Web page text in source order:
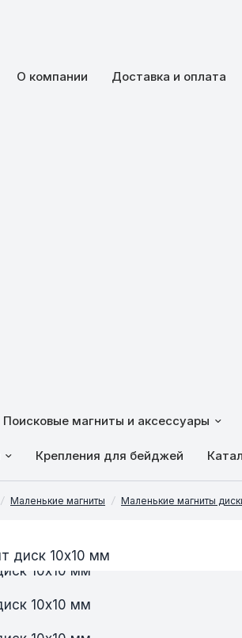
О компании Доставка и оплата
Поисковые магниты и аксессуары
Крепления для бейджей
/ Маленькие магниты / Маленькие магниты